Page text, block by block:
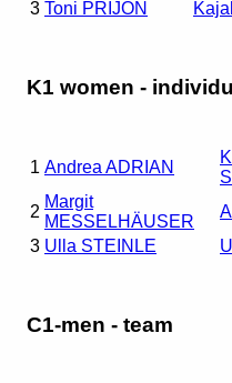
3 Toni PRIJON
K1 women -
1 Andrea ADRIAN
2
Margit
MESSELHÄUSER
3 Ulla STEINLE
C1-men - team